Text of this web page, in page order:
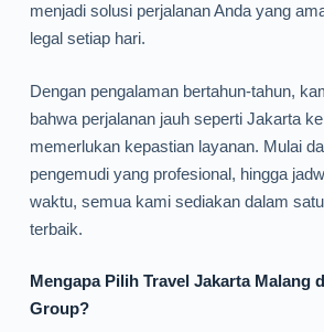
menjadi solusi perjalanan Anda yang
legal setiap hari.
Dengan pengalaman bertahun-tahun,
bahwa perjalanan jauh seperti Jakarta
memerlukan kepastian layanan. Mulai
pengemudi yang profesional, hingga
waktu, semua kami sediakan dalam
terbaik.
Mengapa Pilih Travel Jakarta Malang
Group?